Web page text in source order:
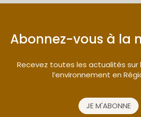
Abonnez-vous à la
Recevez toutes les actualités
l’environnement en
JE M'ABONNE